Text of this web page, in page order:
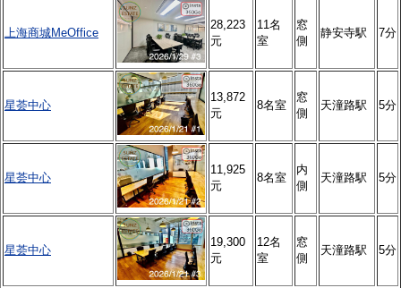
上海商城MeOffice
28,223
元
11名
室
窓
側
静安寺駅 7分
星荟中心
13,872
元
8名室
窓
側
天潼路駅 5分
星荟中心
11,925
元
8名室
内
側
天潼路駅 5分
星荟中心
19,300
元
12名
室
窓
側
天潼路駅 5分